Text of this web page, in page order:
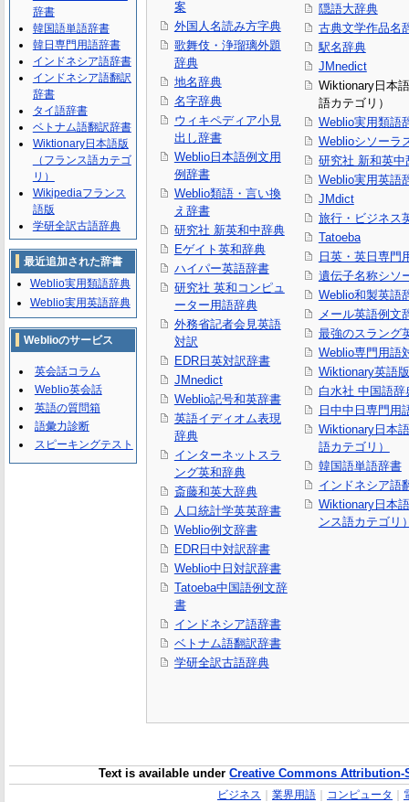
案
外国人名読み方字典
歌舞伎・浄瑠璃外題
辞典
地名辞典
名字辞典
ウィキペディア小見
出し辞書
Weblio日本語例文用
例辞書
Weblio類語・言い換
え辞書
研究社 新英和中辞典
Eゲイト英和辞典
ハイパー英語辞書
研究社 英和コンピュ
ーター用語辞典
外務省記者会見英語
対訳
EDR日英対訳辞書
JMnedict
Weblio記号和英辞書
英語イディオム表現
辞典
インターネットスラ
ング英和辞典
斎藤和英大辞典
人口統計学英英辞書
Weblio例文辞書
EDR日中対訳辞書
Weblio中日対訳辞書
Tatoeba中国語例文辞
書
インドネシア語辞書
ベトナム語翻訳辞書
学研全訳古語辞典
隠語大辞典
古典文学作品名
駅名辞典
JMnedict
Wiktionary日本
語カテゴリ）
Weblio実用類語
Weblioシソーラ
研究社 新和英中
Weblio実用英語
JMdict
旅行・ビジネス
Tatoeba
日英・英日専門
遺伝子名称シソ
Weblio和製英語
メール英語例文
最強のスラング
Weblio専門用語
Wiktionary英語版
白水社 中国語辞
日中中日専門用
Wiktionary日本
語カテゴリ）
韓国語単語辞書
インドネシア語
Wiktionary日本
ンス語カテゴリ
辞書
韓国語単語辞書
韓日専門用語辞書
インドネシア語辞書
インドネシア語翻訳
辞書
タイ語辞書
ベトナム語翻訳辞書
Wiktionary日本語版
（フランス語カテゴ
リ）
Wikipediaフランス
語版
学研全訳古語辞典
最近追加された辞書
Weblio実用類語辞典
Weblio実用英語辞典
Weblioのサービス
英会話コラム
Weblio英会話
英語の質問箱
語彙力診断
スピーキングテスト
Text is available underCreative Commons Attribution-
ビジネス 業界用語｜ コンピュータ